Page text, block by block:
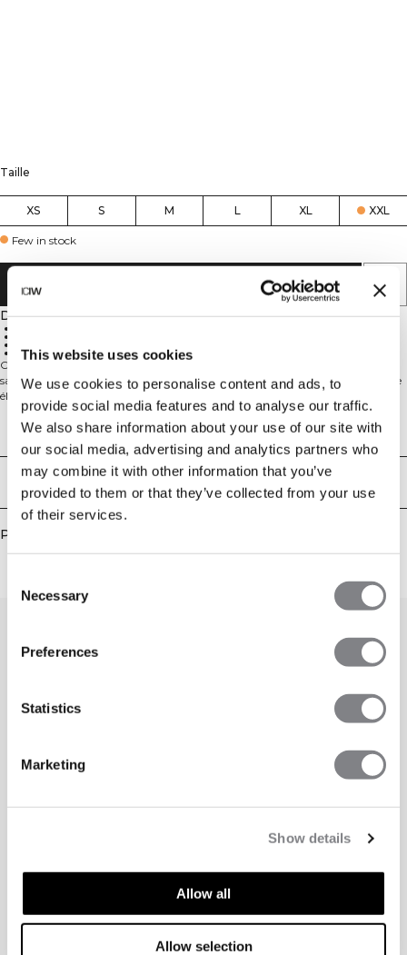
This website uses cookies
We use cookies to personalise content and ads, to
provide social media features and to analyse our traffic.
We also share information about your use of our site with
our social media, advertising and analytics partners who
may combine it with other information that you’ve
provided to them or that they’ve collected from your use
of their services.
Selection
Necessary
Preferences
Statistics
Marketing
Show details
Allow all
Allow selection
Taille
XS S M L XL XXL
Few in stock
AJOUTER AU PANIER
Description
Demi-zip
Conçu avec un col montant et une demi-fermeture éclair à l'avant, ce haut
sans couture ajusté offre une sensation élégante et sculptante. Il dispose d'une
élasticité multidirectionnelle et de la technologie SWEATTECH™ pour vous
garder au sec et confortable. Parfait pour superposer ou porter seul pendant
l'entraînement, l'échauffement ou au quotidien. 92% polyamide, 8% Lycra.
Aspects techniques
Livraison & retours
Produits similaires